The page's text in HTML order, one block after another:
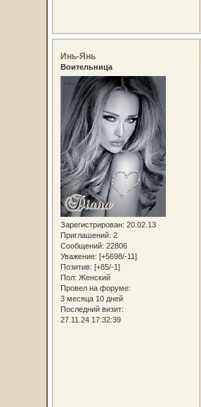
Инь-Янь
Воительница
Зарегистрирован: 20.02.13
Приглашений: 2
Сообщений: 22806
Уважение: [+5698/-11]
Позитив: [+85/-1]
Пол: Женский
Провел на форуме:
3 месяца 10 дней
Последний визит:
27.11.24 17:32:39